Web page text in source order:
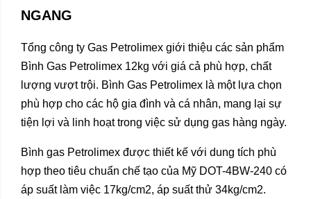
NGANG
Tổng công ty Gas Petrolimex giới thiệu các sản phẩm
Bình Gas Petrolimex 12kg với giá cả phù hợp, chất
lượng vượt trội. Bình Gas Petrolimex là một lựa chọn
phù hợp cho các hộ gia đình và cá nhân, mang lại sự
tiện lợi và linh hoạt trong việc sử dụng gas hàng ngày.
Bình gas Petrolimex được thiết kế với dung tích phù
hợp theo tiêu chuẩn chế tạo của Mỹ DOT-4BW-240 có
áp suất làm việc 17kg/cm2, áp suất thử 34kg/cm2.